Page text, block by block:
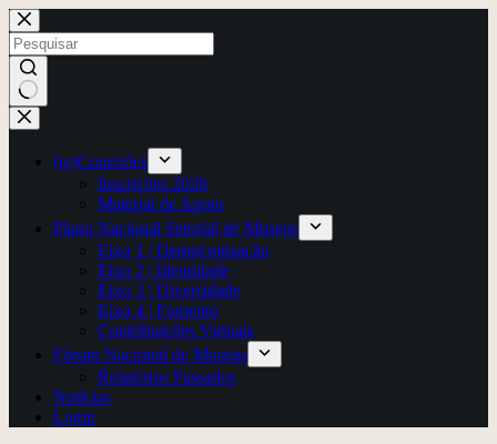
Pular
para
o
conteúdo
Sem
resultados
(re)Conexões
Inscrições 2026
Material de Apoio
Plano Nacional Setorial de Museus
Eixo 1 | Democratização
Eixo 2 | Identidade
Eixo 3 | Diversidade
Eixo 4 | Fomento
Contribuições Virtuais
Fórum Nacional de Museus
Relatórios Passados
Notícias
Login